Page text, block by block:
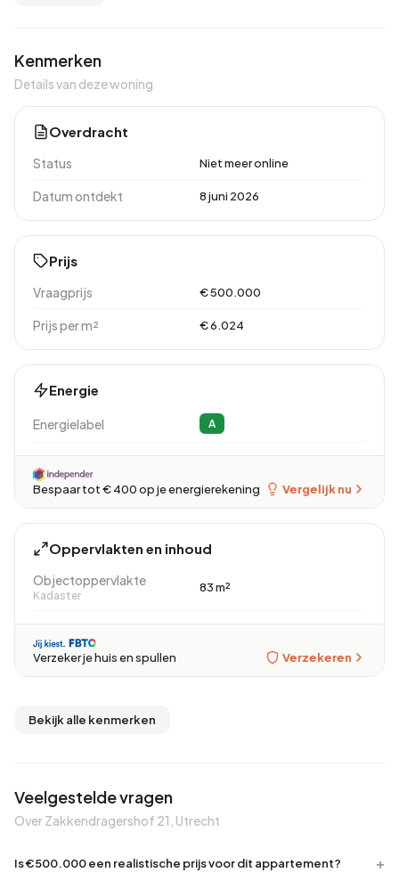
Kenmerken
Details van deze woning
Overdracht
Status Niet meer online
Datum ontdekt 8 juni 2026
Prijs
Vraagprijs € 500.000
Prijs per m² € 6.024
Energie
Energielabel A
Bespaar tot € 400 op je energierekening Vergelijk nu
Oppervlakten en inhoud
Objectoppervlakte
Kadaster
83 m²
Verzeker je huis en spullen Verzekeren
Bekijk alle kenmerken
Veelgestelde vragen
Over Zakkendragershof 21, Utrecht
Is €500.000 een realistische prijs voor dit appartement?